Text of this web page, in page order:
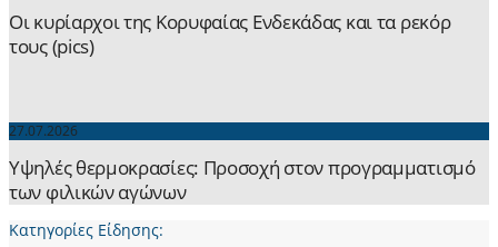
Οι κυρίαρχοι της Κορυφαίας Ενδεκάδας και τα ρεκόρ
τους (pics)
27.07.2026
Yψηλές θερμοκρασίες: Προσοχή στον προγραμματισμό
των φιλικών αγώνων
Κατηγορίες Είδησης: